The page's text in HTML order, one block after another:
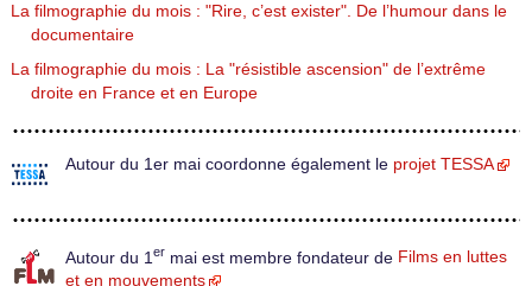
La filmographie du mois : "Rire, c’est exister". De l’humour dans le
documentaire
La filmographie du mois : La "résistible ascension" de l’extrême
droite en France et en Europe
Autour du 1er mai coordonne également le projet TESSA
Autour du 1 er mai est membre fondateur de Films en luttes
et en mouvements